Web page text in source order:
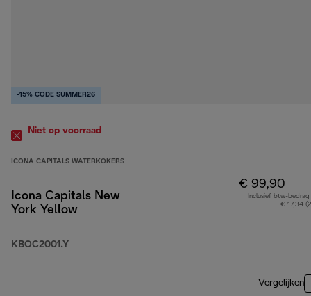
-15% CODE SUMMER26
Niet op voorraad
ICONA CAPITALS WATERKOKERS
Icona Capitals New
York Yellow
KBOC2001.Y
€ 99,90
Inclusief btw-bedrag
€ 17,34
Vergelijken